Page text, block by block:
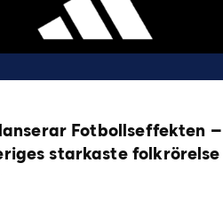
Fotbollseffekten –
starkaste folkrörelse